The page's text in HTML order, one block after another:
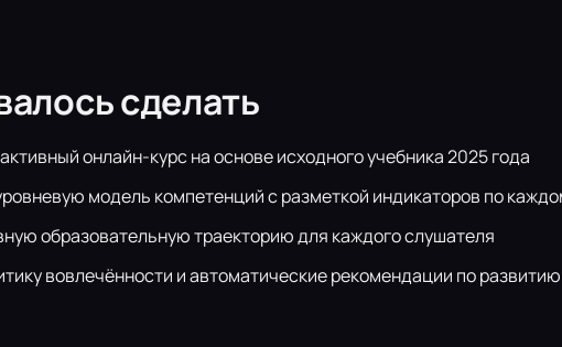
сделать
онлайн-курс на основе исходного учебника 2025 года
модель компетенций с разметкой индикаторов по
образовательную траекторию для каждого слушателя
вовлечённости и автоматические рекомендации по